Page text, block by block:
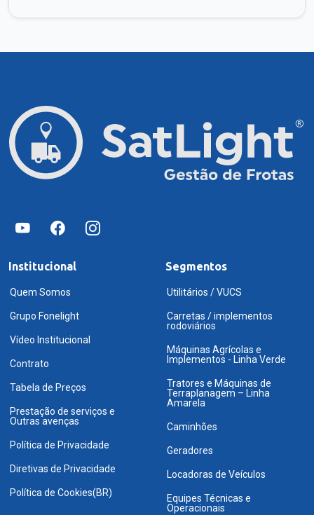
Institucional
Quem Somos
Grupo Fonelight
Vídeo Institucional
Contrato
Tabela de Preços
Prestação de serviços e
Outras avenças
Política de Privacidade
Diretivas de Privacidade
Política de Cookies(BR)
Segmentos
Utilitários / VUCS
Carretas / implementos
rodoviários
Máquinas Agrícolas e
Implementos - Linha Verde
Tratores e Máquinas de
Terraplanagem – Linha
Amarela
Caminhões
Geradores
Locadoras de Veículos
Equipes Técnicas e
Operacionais